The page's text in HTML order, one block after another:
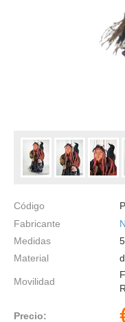
Código
Fabricante
Medidas
Material
Movilidad
Precio: